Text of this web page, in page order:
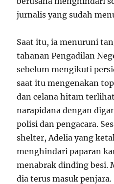
jurnalis yang sudah
Saat itu, ia menuruni
tahanan Pengadilan
sebelum mengikuti
saat itu mengenakan
dan celana hitam
narapidana dengan
polisi dan pengacara.
shelter, Adelia yang
menghindari paparan
menabrak dinding besi.
dia terus masuk penjara.